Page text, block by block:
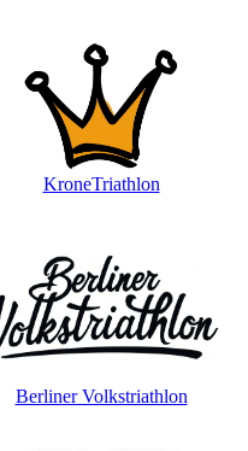
KroneTriathlon
Berliner Volkstriathlon